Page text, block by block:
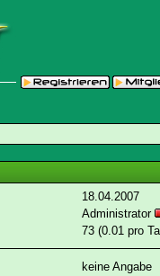
18.04.2007
Administrator
73 (0.01 pro
keine Angabe